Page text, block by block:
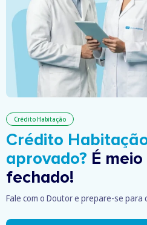
Crédito Habitação
Crédito
aprovado? É
fechado!
Fale com o Doutor e prepare-se para